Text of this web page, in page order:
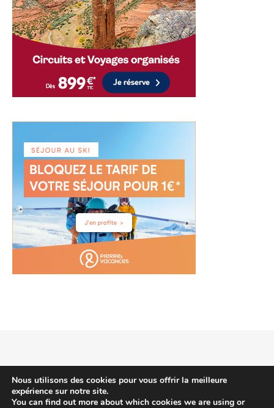
2026 voyagehotels.info © | Thème Bard par WP Royal
Nous utilisons des cookies pour vous offrir la meilleure
expérience sur notre site.
You can find out more about which cookies we are using or